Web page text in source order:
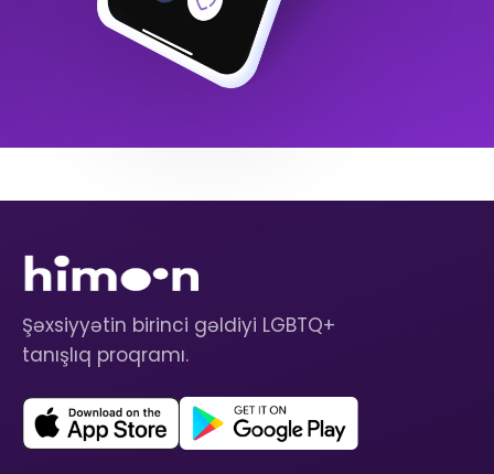
Şəxsiyyətin birinci gəldiyi LGBTQ+
tanışlıq proqramı.